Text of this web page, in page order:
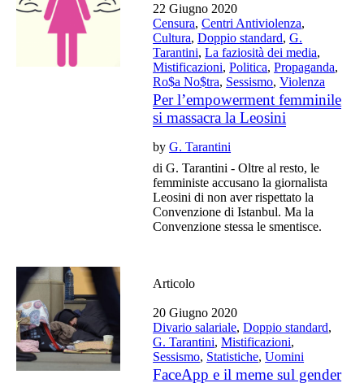
22 Giugno 2020
Censura,Centri Antiviolenza,
Cultura,Doppio standard,G.
Tarantini,La faziosità dei media,
Mistificazioni,Politica,Propaganda,
Ro$a No$tra, Sessismo,Violenza
Per l’empowerment femminile
si massacra la Leosini
byG. Tarantini
di G. Tarantini - Oltre al resto, le
femministe accusano la giornalista
Leosini di non aver rispettato la
Convenzione di Istanbul. Ma la
Convenzione stessa le smentisce.
Articolo
20 Giugno 2020
Divario salariale,Doppio standard,
G. Tarantini,Mistificazioni,
Sessismo, Statistiche,Uomini
FaceApp e il meme sul gender